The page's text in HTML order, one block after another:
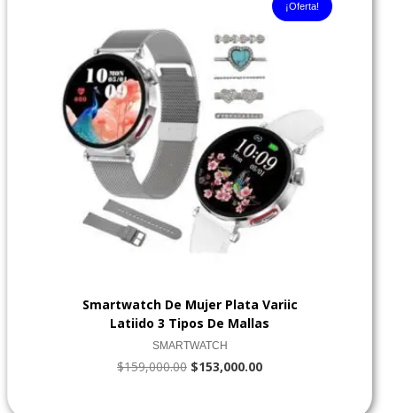
¡Oferta!
Smartwatch De Mujer Plata Variic
Latiido 3 Tipos De Mallas
SMARTWATCH
$159,000.00
$159,000.00.
$153,000.00
es:
$153,000.00.